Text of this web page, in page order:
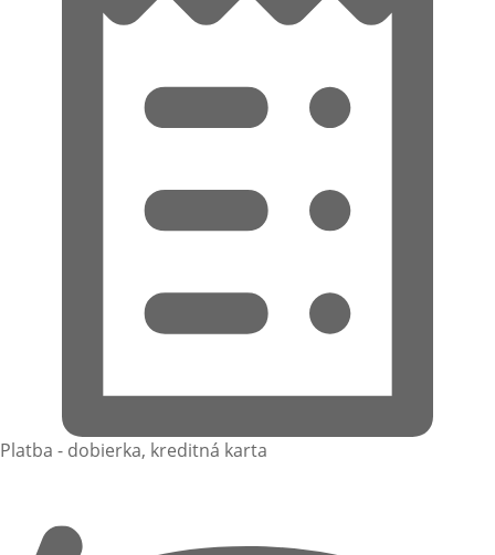
Platba - dobierka, kreditná karta